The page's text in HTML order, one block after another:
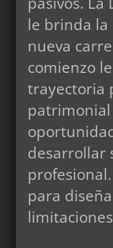
le brinda la
nueva
comienzo
trayectoria
desarrollar
para